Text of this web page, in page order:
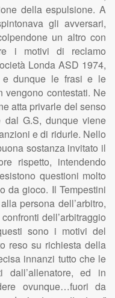
della espulsione. A
gli avversari,
un altro con
i motivi di reclamo
Londa ASD 1974,
e dunque le frasi e le
vengono contestati. Ne
atta privarle del senso
dal G.S, dunque viene
e di ridurle. Nello
sostanza invitato il
rispetto, intendendo
questioni molto
da gioco. Il Tempestini
persona dell’arbitro,
dell’arbitraggio
sono i motivi del
reso su richiesta della
innanzi tutto che le
dall’allenatore, ed in
ovunque…fuori da